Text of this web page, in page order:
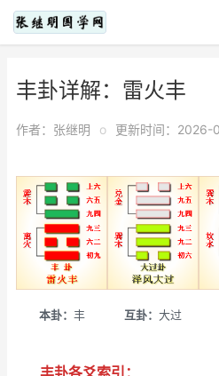
丰卦详解：雷火丰
作者：张继明 o 更新时间：2026-
本卦： 丰 互卦： 大过